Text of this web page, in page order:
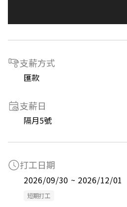
支薪方式
匯款
支薪日
隔月5號
打工日期
2026/09/30 ~ 2026/12/01
短期打工